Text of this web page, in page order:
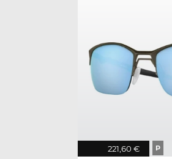
221,60 € P